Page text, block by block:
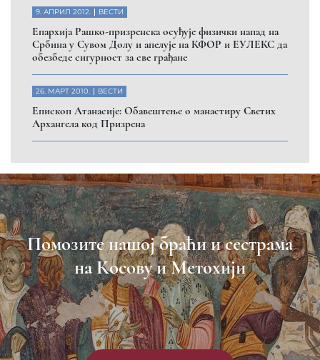
9. АПРИЛ 2012. ВЕСТИ
Eпархија Рашко-призренска осуђује физички напад на
Србина у Сувом Долу и апелује на КФОР и ЕУЛЕКС да
обезбеде сигурност за све грађане
26. МАРТ 2010. ВЕСТИ
Eпископ Атанасије: Обавештење о манастиру Светих
Архангела код Призрена
Помозите нашој браћи и сестрама
на Косову и Метохији